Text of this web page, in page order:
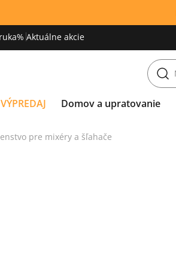
% Aktuálne akcie
Domov a upratovanie
pre mixéry a šľahače